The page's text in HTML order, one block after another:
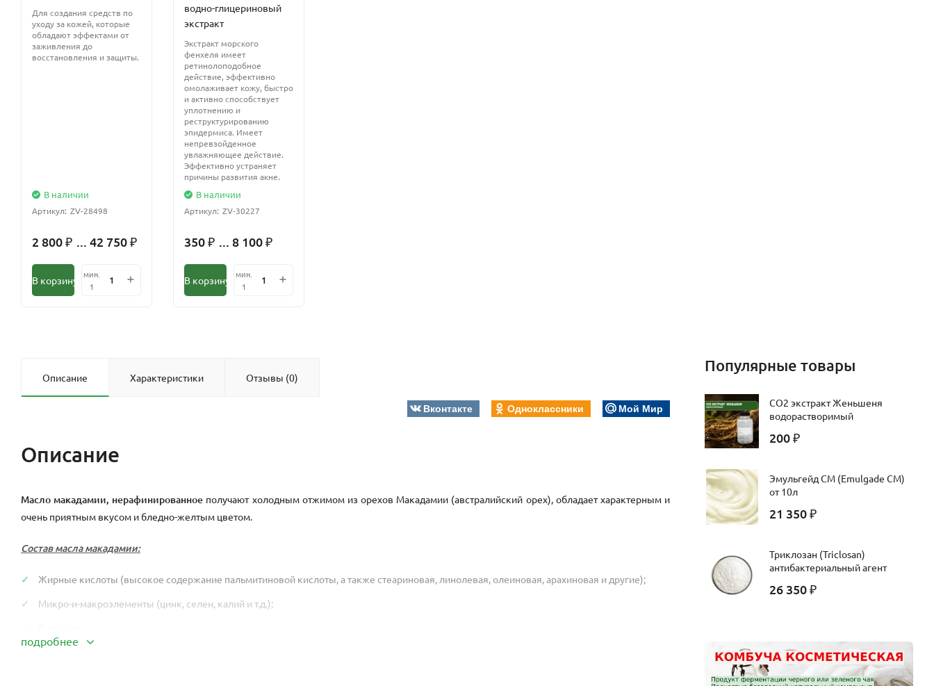
Для создания средств по
уходу за кожей, которые
обладают эффектами от
заживления до
восстановления и защиты.
В наличии
Артикул: ZV-28498
2 800 ₽ ... 42 750 ₽
В корзину
мин.
1
водно-глицериновый
экстракт
Экстракт морского
фенхеля имеет
ретинолоподобное
действие, эффективно
омолаживает кожу, быстро
и активно способствует
уплотнению и
реструктурированию
эпидермиса. Имеет
непревзойденное
увлажняющее действие.
Эффективно устраняет
причины развития акне.
В наличии
Артикул: ZV-30227
350 ₽ ... 8 100 ₽
В корзину
мин.
1
Описание Характеристики Отзывы (0)
Вконтакте Одноклассники Мой Мир
Описание
Масло макадамии, нерафинированное получают холодным отжимом из орехов Макадамии (австралийский орех), обладает характерным и
очень приятным вкусом и бледно-желтым цветом.
Состав масла макадамии:
Жирные кислоты (высокое содержание пальмитиновой кислоты, а также стеариновая, линолевая, олеиновая, арахиновая и другие);
Микро-и-макроэлементы (цинк, селен, калий и т.д.);
Минеральные вещества;
подробнее
Популярные товары
CO2 экстракт Женьшеня
водорастворимый
200 ₽
Эмульгейд СМ (Emulgade CM)
от 10л
21 350 ₽
Триклозан (Triclosan)
антибактериальный агент
26 350 ₽